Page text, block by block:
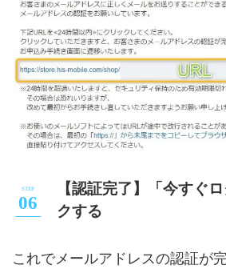
【認証完了】「今すぐ
クする
これでメールアドレスの認証が